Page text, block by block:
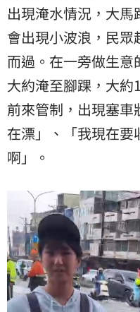
出現淹水情況，大
會出現小波浪，民
而過。在一旁做生
大約淹至腳踝，大約
前來管制，出現塞
在漂」、「我現在
啊」。